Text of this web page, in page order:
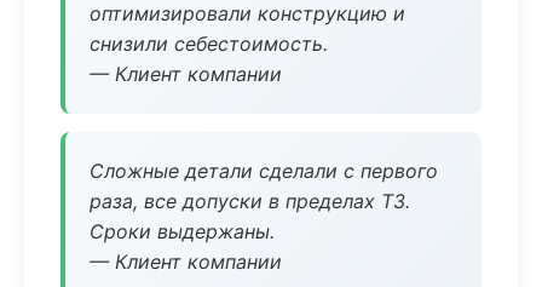
оптимизировали конструкцию и
снизили себестоимость.
— Клиент компании
Сложные детали сделали с первого
раза, все допуски в пределах ТЗ.
Сроки выдержаны.
— Клиент компании